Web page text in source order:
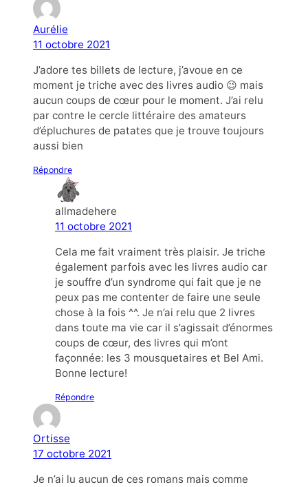
Aurélie
11 octobre 2021
J’adore tes billets de lecture, j’avoue en ce
moment je triche avec des livres audio 😉 mais
aucun coups de cœur pour le moment. J’ai relu
par contre le cercle littéraire des amateurs
d’épluchures de patates que je trouve toujours
aussi bien
Répondre
allmadehere
11 octobre 2021
Cela me fait vraiment très plaisir. Je triche
également parfois avec les livres audio car
je souffre d’un syndrome qui fait que je ne
peux pas me contenter de faire une seule
chose à la fois ^^. Je n’ai relu que 2 livres
dans toute ma vie car il s’agissait d’énormes
coups de cœur, des livres qui m’ont
façonnée: les 3 mousquetaires et Bel Ami.
Bonne lecture!
Répondre
Ortisse
17 octobre 2021
Je n’ai lu aucun de ces romans mais comme